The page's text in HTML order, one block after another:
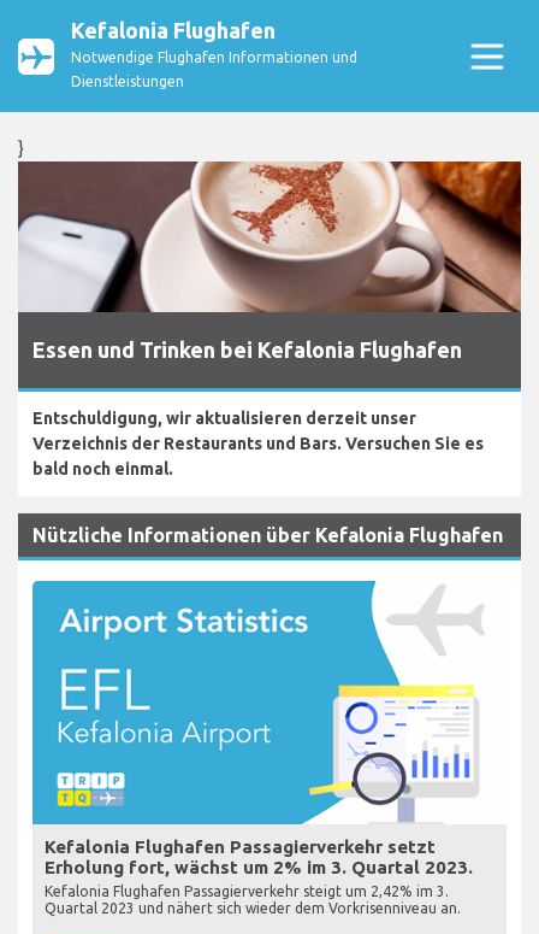
Kefalonia Flughafen
Notwendige Flughafen Informationen und
Dienstleistungen
}
Essen und Trinken bei Kefalonia Flughafen
Entschuldigung, wir aktualisieren derzeit unser
Verzeichnis der Restaurants und Bars. Versuchen Sie es
bald noch einmal.
Nützliche Informationen über Kefalonia Flughafen
Kefalonia Flughafen Passagierverkehr setzt
Erholung fort, wächst um 2% im 3. Quartal 2023.
Kefalonia Flughafen Passagierverkehr steigt um 2,42% im 3.
Quartal 2023 und nähert sich wieder dem Vorkrisenniveau an.